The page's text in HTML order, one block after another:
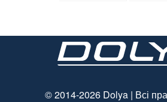
© 2014-2026 Dolya | Всі